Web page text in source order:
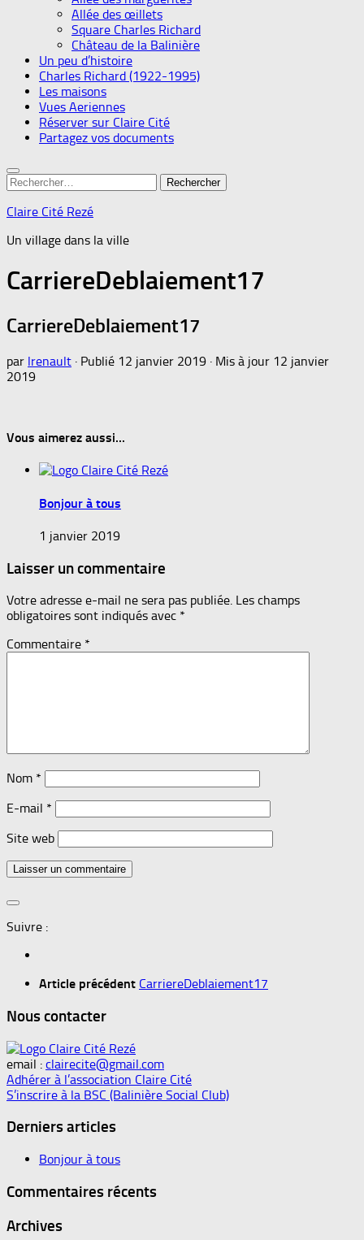
Allée des œillets
Square Charles Richard
Château de la Balinière
Un peu d’histoire
Charles Richard (1922-1995)
Les maisons
Vues Aeriennes
Réserver sur Claire Cité
Partagez vos documents
Rechercher :
Claire Cité Rezé
Un village dans la ville
CarriereDeblaiement17
CarriereDeblaiement17
par lrenault · Publié 12 janvier 2019 · Mis à jour 12 janvier
2019
Vous aimerez aussi...
Bonjour à tous
1 janvier 2019
Laisser un commentaire
Votre adresse e-mail ne sera pas publiée. Les champs
obligatoires sont indiqués avec *
Commentaire *
Nom *
E-mail *
Site web
Suivre :
Article précédent CarriereDeblaiement17
Nous contacter
email : clairecite@gmail.com
Adhérer à l’association Claire Cité
S’inscrire à la BSC (Balinière Social Club)
Derniers articles
Bonjour à tous
Commentaires récents
Archives